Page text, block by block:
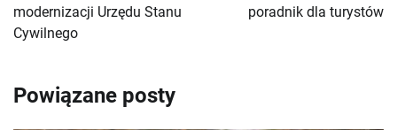
modernizacji Urzędu Stanu
Cywilnego
poradnik dla turystów
Powiązane posty